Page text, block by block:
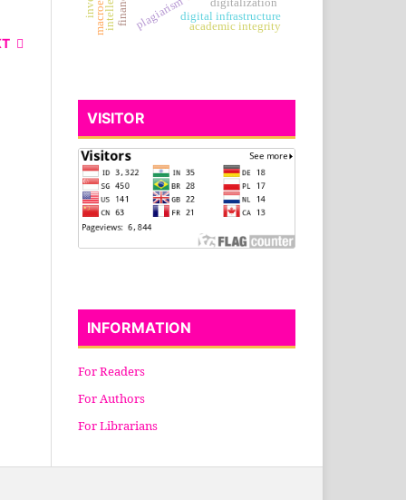
digital infrastructure
plagiarism academic integrity
VISITOR
INFORMATION
For Readers
For Authors
For Librarians